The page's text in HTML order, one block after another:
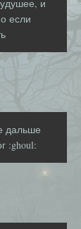
и
если
дальше
:ghoul: